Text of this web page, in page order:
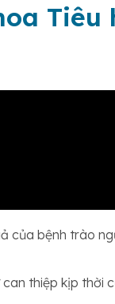
Tiêu
của bệnh trào
thiệp kịp thời